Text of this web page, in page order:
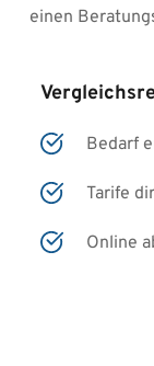
einen
Bedarf
Tarife
Online